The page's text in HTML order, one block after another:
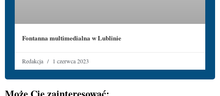
Fontanna multimedialna w Lublinie
Redakcja 1 czerwca 2023